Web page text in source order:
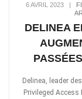
6 AVRIL 2023 |
DELINEA
Delinea, leader
Privileged